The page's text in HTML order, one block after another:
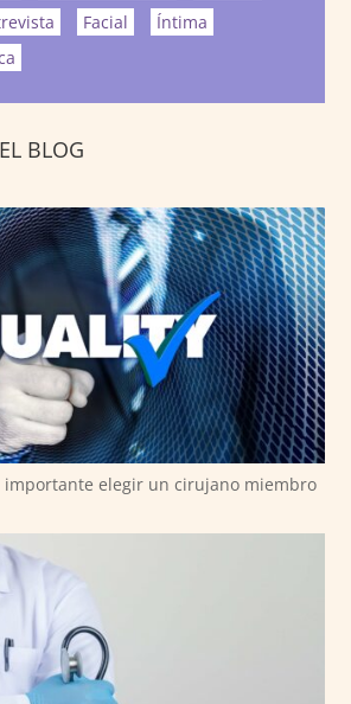
Facial
Íntima
BLOG
importante elegir un cirujano miembro